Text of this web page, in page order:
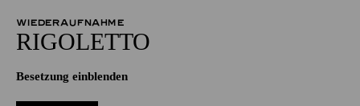
WIEDERAUFNAHME
RIGO­LETTO
Besetzung einblenden